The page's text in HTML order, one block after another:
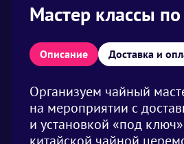
Мастер классы
Описание Доставка и
Организуем чайный
на мероприятии с
и установкой «под